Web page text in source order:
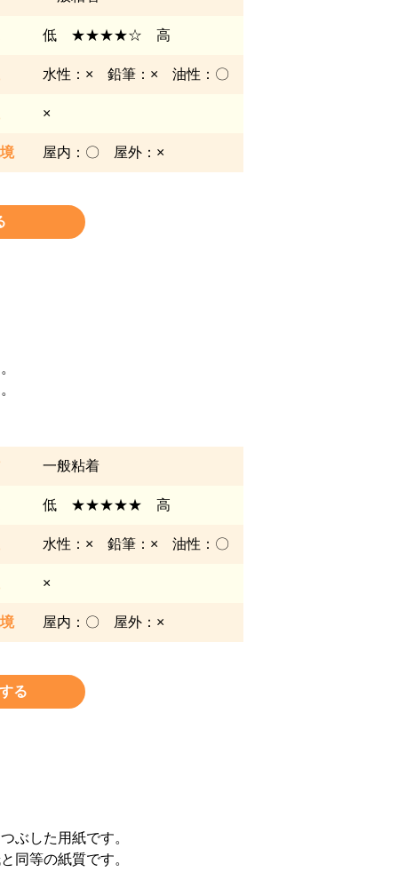
低 ★★★★☆ 高
水性：× 鉛筆：× 油性：〇
×
屋内：〇 屋外：×
一般粘着
低 ★★★★★ 高
水性：× 鉛筆：× 油性：〇
×
屋内：〇 屋外：×
る
ぶした用紙です。
同等の紙質です。